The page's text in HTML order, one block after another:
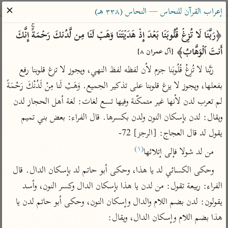
ساهم معنا في نشر القرآن والعلم الشرعي
الباحث القرآني
بحث تفسير
Type 2 or more characters for results.
Type 1 or more
characters for results.
أمّهات
تفسير الطبري
تفسير ابن كثير
تفسير القرطبي
تفسير البغوي
عامّة
فتح البيان للقنوجي
فتح القدير للشوكاني
تفسير ابن جزي
موسوعات
المختصر في
التفسير
تفسير السعدي
أيسر التفاسير
إعراب القرآن للنحاس — النحاس (٣٣٨ هـ)
✕
أَنتَ ٱلۡوَهَّابُ﴾ [آل عمران ٨]
يقول لد قال العجاج: [الرجز] 72-
من لد شولا فإلى إتلائها(١)
هذا بضم اللام وإسكان الدال، ويقال: